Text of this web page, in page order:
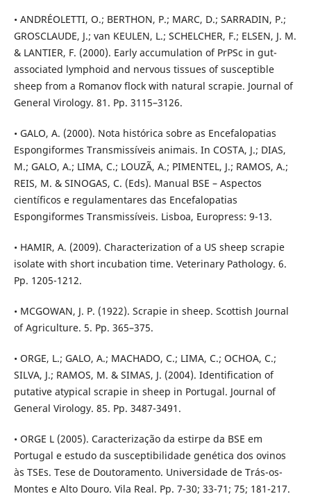
• ANDRÉOLETTI, O.; BERTHON, P.; MARC, D.; SARRADIN, P.;
GROSCLAUDE, J.; van KEULEN, L.; SCHELCHER, F.; ELSEN, J. M.
& LANTIER, F. (2000). Early accumulation of PrPSc in gut-
associated lymphoid and nervous tissues of susceptible
sheep from a Romanov flock with natural scrapie. Journal of
General Virology. 81. Pp. 3115–3126.
• GALO, A. (2000). Nota histórica sobre as Encefalopatias
Espongiformes Transmissíveis animais. In COSTA, J.; DIAS,
M.; GALO, A.; LIMA, C.; LOUZÃ, A.; PIMENTEL, J.; RAMOS, A.;
REIS, M. & SINOGAS, C. (Eds). Manual BSE – Aspectos
científicos e regulamentares das Encefalopatias
Espongiformes Transmissíveis. Lisboa, Europress: 9-13.
• HAMIR, A. (2009). Characterization of a US sheep scrapie
isolate with short incubation time. Veterinary Pathology. 6.
Pp. 1205-1212.
• MCGOWAN, J. P. (1922). Scrapie in sheep. Scottish Journal
of Agriculture. 5. Pp. 365–375.
• ORGE, L.; GALO, A.; MACHADO, C.; LIMA, C.; OCHOA, C.;
SILVA, J.; RAMOS, M. & SIMAS, J. (2004). Identification of
putative atypical scrapie in sheep in Portugal. Journal of
General Virology. 85. Pp. 3487-3491.
• ORGE L (2005). Caracterização da estirpe da BSE em
Portugal e estudo da susceptibilidade genética dos ovinos
às TSEs. Tese de Doutoramento. Universidade de Trás-os-
Montes e Alto Douro. Vila Real. Pp. 7-30; 33-71; 75; 181-217.